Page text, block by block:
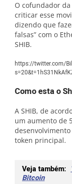
O cofundador
criticar esse
dizendo que
falsas” com o
SHIB.
https://twitter.com/
Como esta o
A SHIB, de
um aumento de
token principal.
Veja também:
Bitcoin